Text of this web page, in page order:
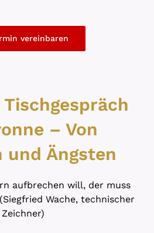
vereinbaren
Tischgespräch
– Von
und Ängsten
aufbrechen will, der muss
Wache, technischer
Zeichner)